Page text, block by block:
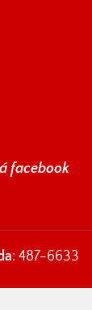
facebook
: 487-6633